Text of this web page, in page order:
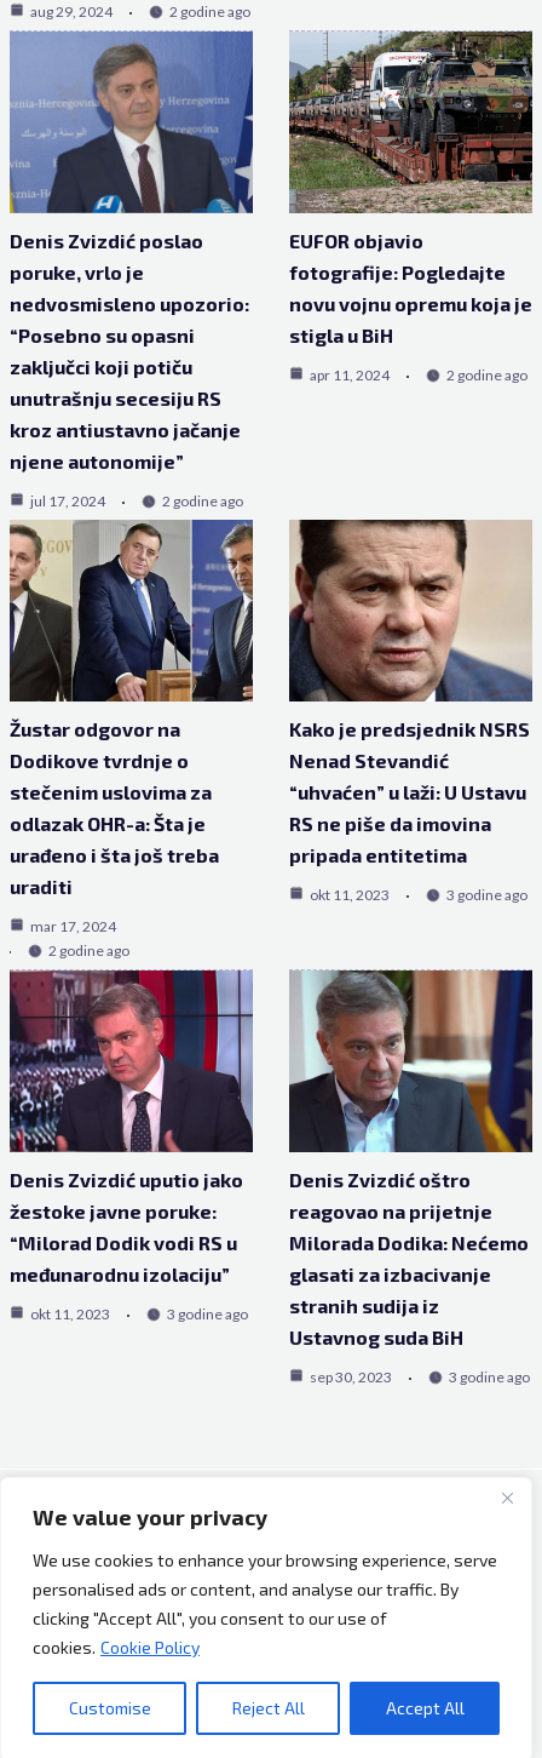
We value your privacy
We use cookies to enhance your browsing experience, serve
personalised ads or content, and analyse our traffic. By
clicking "Accept All", you consent to our use of
cookies. Cookie Policy
Customise Reject All Accept All
aug 29, 2024 2 godine ago
Denis Zvizdić poslao
poruke, vrlo je
nedvosmisleno upozorio:
“Posebno su opasni
zaključci koji potiču
unutrašnju secesiju RS
kroz antiustavno jačanje
njene autonomije”
jul 17, 2024 2 godine ago
EUFOR objavio
fotografije: Pogledajte
novu vojnu opremu koja je
stigla u BiH
apr 11, 2024 2 godine ago
Žustar odgovor na
Dodikove tvrdnje o
stečenim uslovima za
odlazak OHR-a: Šta je
urađeno i šta još treba
uraditi
mar 17, 2024
2 godine ago
Kako je predsjednik NSRS
Nenad Stevandić
“uhvaćen” u laži: U Ustavu
RS ne piše da imovina
pripada entitetima
okt 11, 2023 3 godine ago
Denis Zvizdić uputio jako
žestoke javne poruke:
“Milorad Dodik vodi RS u
međunarodnu izolaciju”
okt 11, 2023 3 godine ago
Denis Zvizdić oštro
reagovao na prijetnje
Milorada Dodika: Nećemo
glasati za izbacivanje
stranih sudija iz
Ustavnog suda BiH
sep 30, 2023 3 godine ago
Copyright © 2026 Bh Dijaspora.
O nama
Marketing
Uslovi korištenja